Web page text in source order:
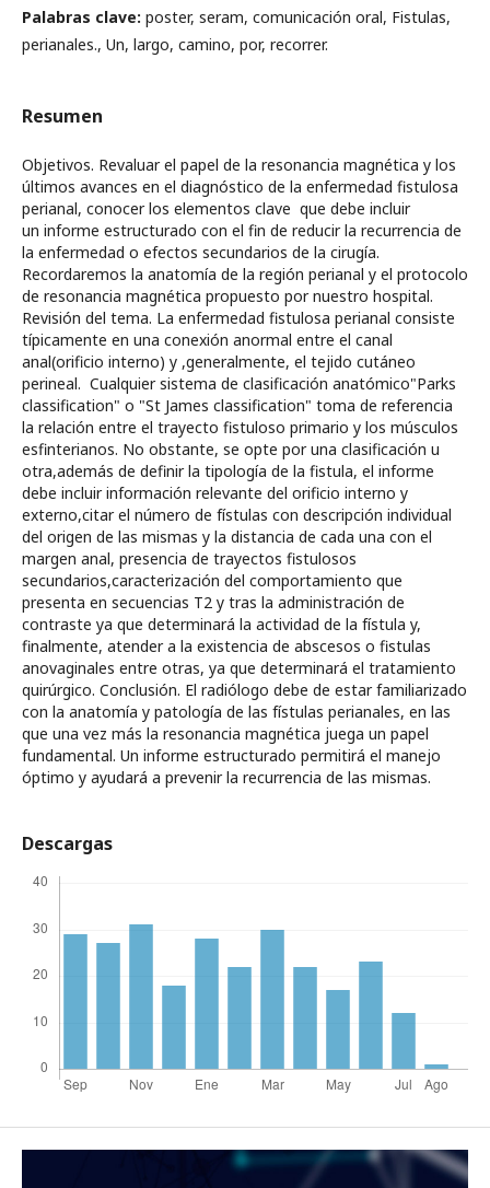
Palabras clave: poster, seram, comunicación oral, Fistulas,
perianales., Un, largo, camino, por, recorrer.
Resumen
Objetivos. Revaluar el papel de la resonancia magnética y los
últimos avances en el diagnóstico de la enfermedad fistulosa
perianal, conocer los elementos clave que debe incluir
un informe estructurado con el fin de reducir la recurrencia de
la enfermedad o efectos secundarios de la cirugía.
Recordaremos la anatomía de la región perianal y el protocolo
de resonancia magnética propuesto por nuestro hospital.
Revisión del tema. La enfermedad fistulosa perianal consiste
típicamente en una conexión anormal entre el canal
anal(orificio interno) y ,generalmente, el tejido cutáneo
perineal. Cualquier sistema de clasificación anatómico"Parks
classification" o "St James classification" toma de referencia
la relación entre el trayecto fistuloso primario y los músculos
esfinterianos. No obstante, se opte por una clasificación u
otra,además de definir la tipología de la fistula, el informe
debe incluir información relevante del orificio interno y
externo,citar el número de fístulas con descripción individual
del origen de las mismas y la distancia de cada una con el
margen anal, presencia de trayectos fistulosos
secundarios,caracterización del comportamiento que
presenta en secuencias T2 y tras la administración de
contraste ya que determinará la actividad de la fístula y,
finalmente, atender a la existencia de abscesos o fistulas
anovaginales entre otras, ya que determinará el tratamiento
quirúrgico. Conclusión. El radiólogo debe de estar familiarizado
con la anatomía y patología de las fístulas perianales, en las
que una vez más la resonancia magnética juega un papel
fundamental. Un informe estructurado permitirá el manejo
óptimo y ayudará a prevenir la recurrencia de las mismas.
Descargas